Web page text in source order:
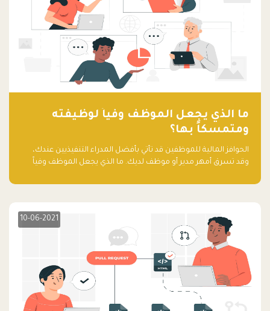
ما الذي يجعل الموظف وفياً لوظيفته
ومتمسكاً بها؟
الحوافز المالية للموظفين قد تأتي بأفضل المدراء التنفيذيين عندك،
وقد تسرق أمهر مدير أو موظف لديك. ما الذي يجعل الموظف وفياً
10-06-2021